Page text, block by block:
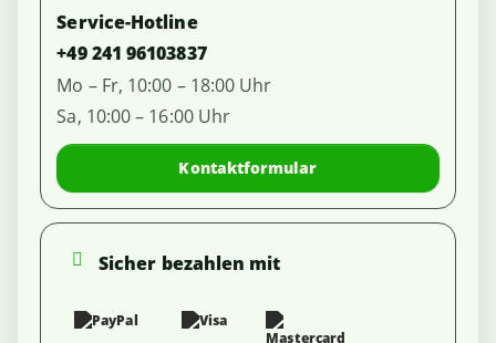
Service-Hotline
+49 241 96103837
Mo – Fr, 10:00 – 18:00 Uhr
Sa, 10:00 – 16:00 Uhr
Kontaktformular
Sicher bezahlen mit